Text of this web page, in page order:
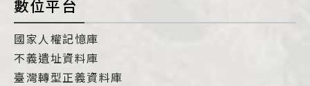
數位平台
國家人權記憶庫
不義遺址資料庫
臺灣轉型正義資料庫